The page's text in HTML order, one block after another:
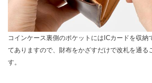
コインケース裏側のポケットにはICカードを収納
てありますので、財布をかざすだけで改札を通る
す。